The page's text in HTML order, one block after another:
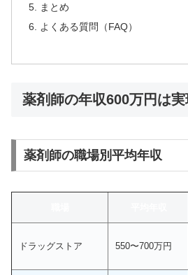
まとめ
よくある質問（FAQ）
薬剤師の年収600万円は実
薬剤師の職場別平均年収
ドラッグストア 550〜700万円